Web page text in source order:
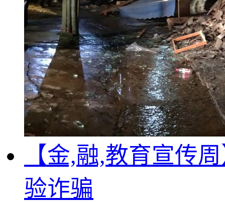
【金,融,教育宣传
验诈骗